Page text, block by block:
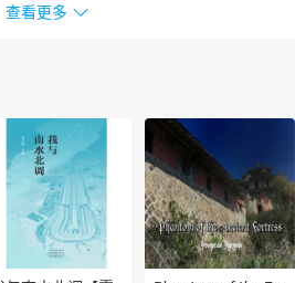
查看更多